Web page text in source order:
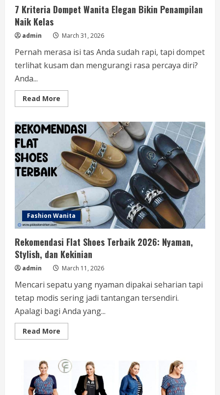
7 Kriteria Dompet Wanita Elegan Bikin Penampilan
Naik Kelas
admin March 31, 2026
Pernah merasa isi tas Anda sudah rapi, tapi dompet
terlihat kusam dan mengurangi rasa percaya diri?
Anda...
Read More
more
Kriteria
Dompet
Wanita
Elegan
Bikin
Penampilan
Naik
Kelas
Fashion Wanita
Rekomendasi Flat Shoes Terbaik 2026: Nyaman,
Stylish, dan Kekinian
admin March 11, 2026
Mencari sepatu yang nyaman dipakai seharian tapi
tetap modis sering jadi tantangan tersendiri.
Apalagi bagi Anda yang...
Read More
more
Flat
Shoes
Terbaik
Nyaman,
Stylish,